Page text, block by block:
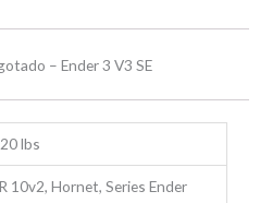
– Ender 3 V3 SE
lbs
10v2, Hornet, Series Ender